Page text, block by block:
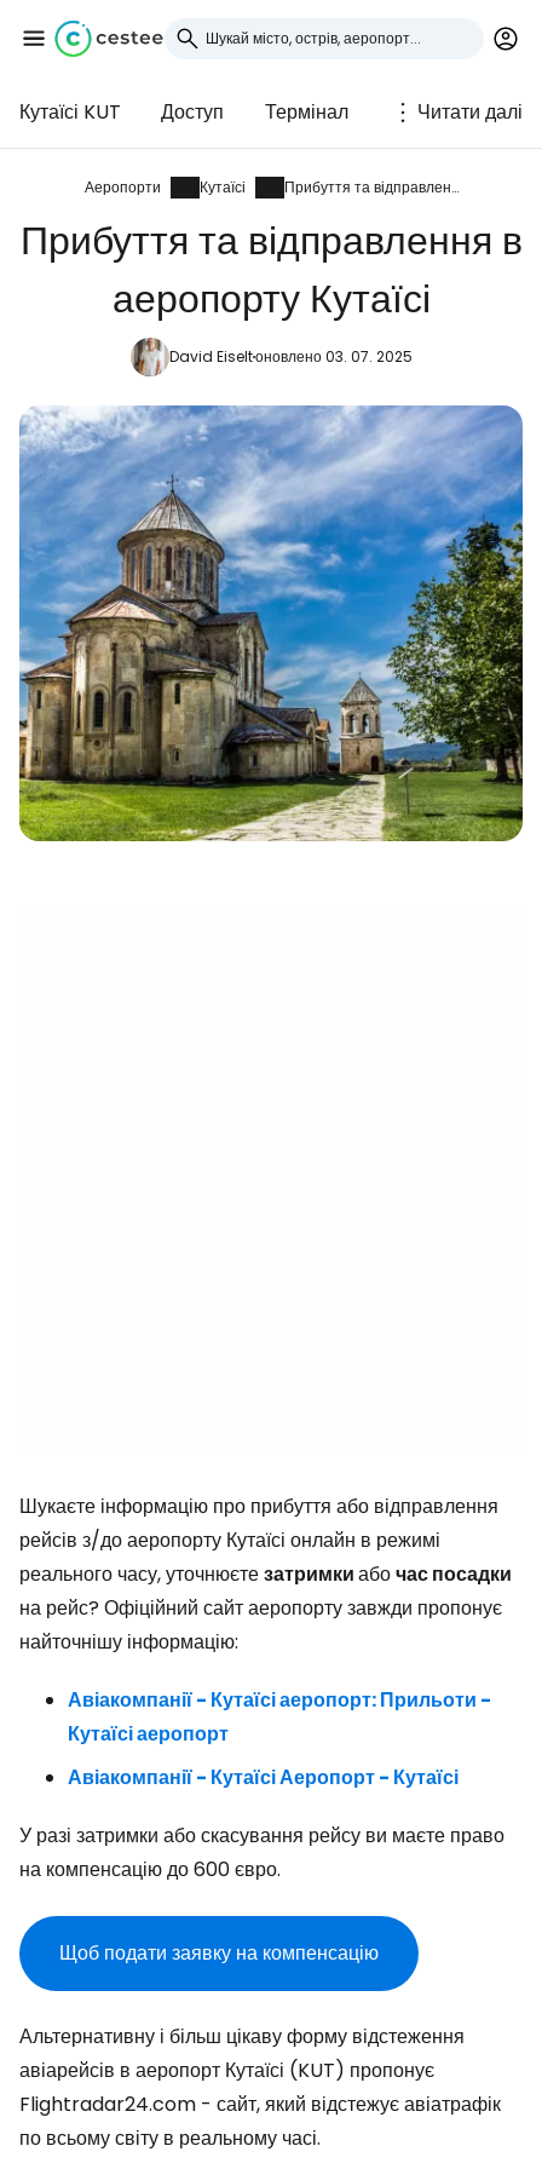
Кутаїсі KUT Доступ Термінал Читати далі
Аеропорти Кутаїсі Прибуття та відправлення
Прибуття та відправлення в
аеропорту Кутаїсі
David Eiseltоновлено 03. 07. 2025
Шукаєте інформацію про прибуття або відправлення
рейсів з/до аеропорту Кутаїсі онлайн в режимі
реального часу, уточнюєтезатримкиабочас посадки
на рейс? Офіційний сайт аеропорту завжди пропонує
найточнішу інформацію:
Авіакомпанії - Кутаїсі аеропорт: Прильоти -
Кутаїсі аеропорт
Авіакомпанії - Кутаїсі Аеропорт - Кутаїсі
У разі затримки або скасування рейсу ви маєте право
на компенсацію до 600 євро.
Щоб подати заявку на компенсацію
Альтернативну і більш цікаву форму відстеження
авіарейсів в аеропорт Кутаїсі (KUT) пропонує
Flightradar24.com - сайт, який відстежує авіатрафік
по всьому світу в реальному часі.
Увійдіть до Cestee
... світова туристична спільнота
Продовжуйте з Google
Продовжуйте у Facebook
Продовжити з email